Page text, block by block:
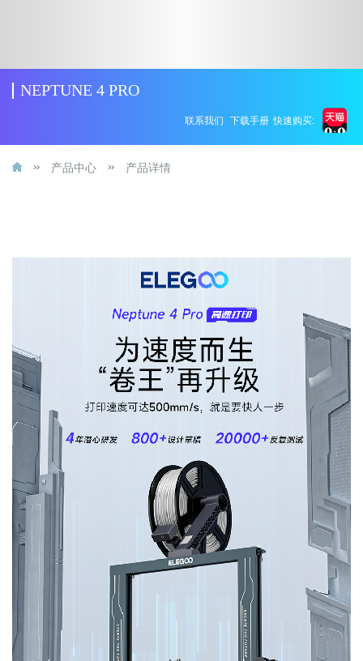
NEPTUNE 4 PRO
联系我们 下载手册 快速购买:
产品中心 产品详情